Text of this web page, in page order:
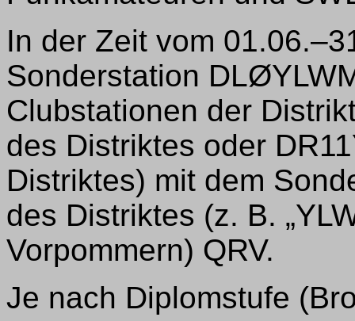
In der Zeit vom
Sonderstation
Clubstationen der
des Distriktes oder
Distriktes) mit dem
des Distriktes (z. B.
Vorpommern) QRV.
Je nach Diplomstufe